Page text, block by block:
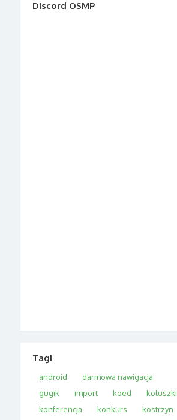
Discord OSMP
Tagi
android
darmowa nawigacja
gugik
import koed
koluszki
konferencja
konkurs
kostrzyn